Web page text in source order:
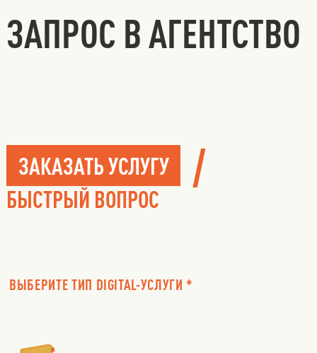
ЗАПРОС В АГЕНТСТВО
ЗАКАЗАТЬ УСЛУГУ /
БЫСТРЫЙ ВОПРОС
ВЫБЕРИТЕ ТИП DIGITAL-УСЛУГИ *